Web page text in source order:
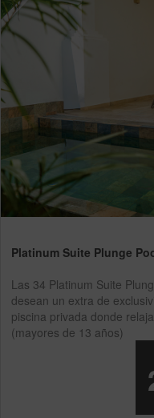
Platinum Suite Plunge
Las 34 Platinum Suite
desean un extra de
piscina privada donde
(mayores de 13 años)